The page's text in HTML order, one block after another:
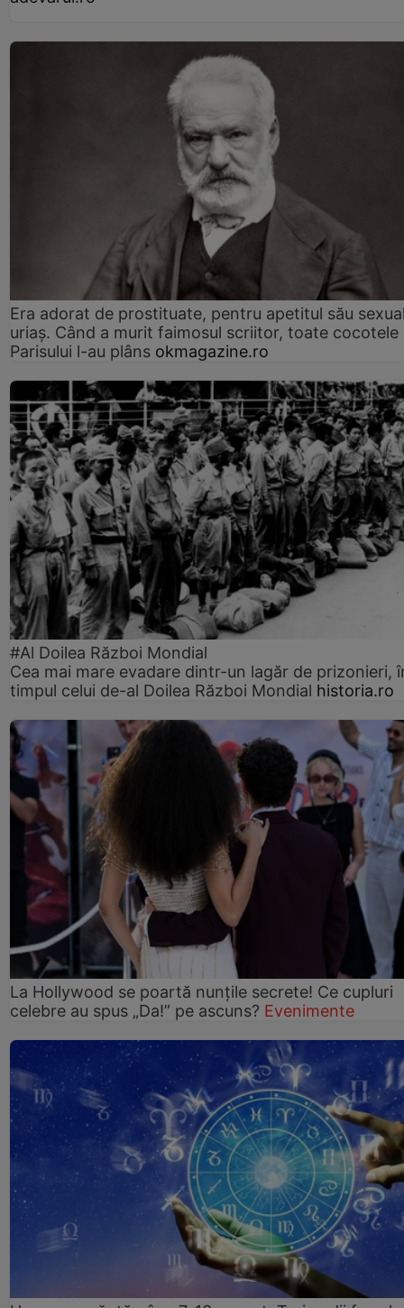
Era adorat de prostituate, pentru apetitul său
uriaș. Când a murit faimosul scriitor, toate cocotele
Parisului l-au plâns okmagazine.ro
#Al Doilea Război Mondial
Cea mai mare evadare dintr-un lagăr de prizonieri,
timpul celui de-al Doilea Război Mondial historia.ro
La Hollywood se poartă nunțile secrete! Ce cupluri
celebre au spus „Da!” pe ascuns? Evenimente